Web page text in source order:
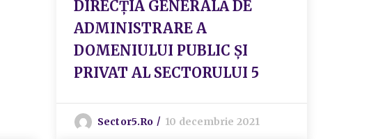
DIRECȚIA GENERALĂ DE
ADMINISTRARE A
DOMENIULUI PUBLIC ȘI
PRIVAT AL SECTORULUI 5
Sector5.ro 10 decembrie 2021